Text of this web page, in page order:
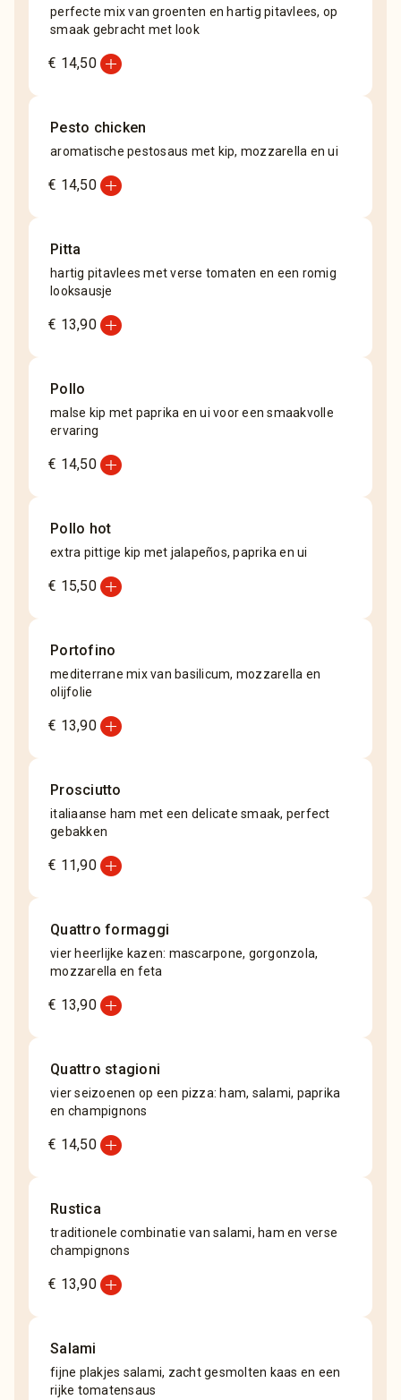
perfecte mix van groenten en hartig pitavlees, op
smaak gebracht met look
€ 14,50add_circle
Pesto chicken
aromatische pestosaus met kip, mozzarella en ui
€ 14,50add_circle
Pitta
hartig pitavlees met verse tomaten en een romig
looksausje
€ 13,90add_circle
Pollo
malse kip met paprika en ui voor een smaakvolle
ervaring
€ 14,50add_circle
Pollo hot
extra pittige kip met jalapeños, paprika en ui
€ 15,50add_circle
Portofino
mediterrane mix van basilicum, mozzarella en
olijfolie
€ 13,90add_circle
Prosciutto
italiaanse ham met een delicate smaak, perfect
gebakken
€ 11,90add_circle
Quattro formaggi
vier heerlijke kazen: mascarpone, gorgonzola,
mozzarella en feta
€ 13,90add_circle
Quattro stagioni
vier seizoenen op een pizza: ham, salami, paprika
en champignons
€ 14,50add_circle
Rustica
traditionele combinatie van salami, ham en verse
champignons
€ 13,90add_circle
Salami
fijne plakjes salami, zacht gesmolten kaas en een
rijke tomatensaus